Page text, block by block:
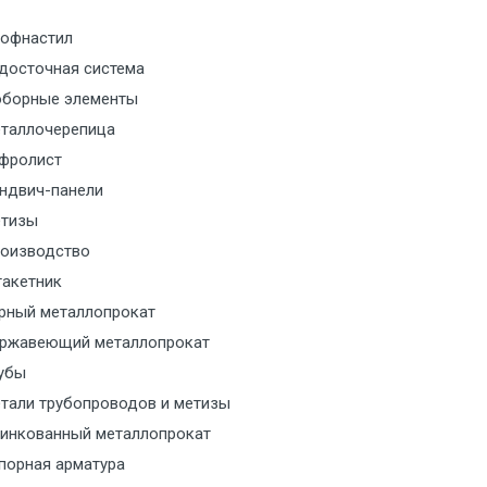
за МКАД
за МКАД
за МКАД
за МКАД
с транспортным
с транспортным
система
элементы
панели
металлопрокат
металлопрокат
трубопроводов и метизы
металлопрокат
арматура